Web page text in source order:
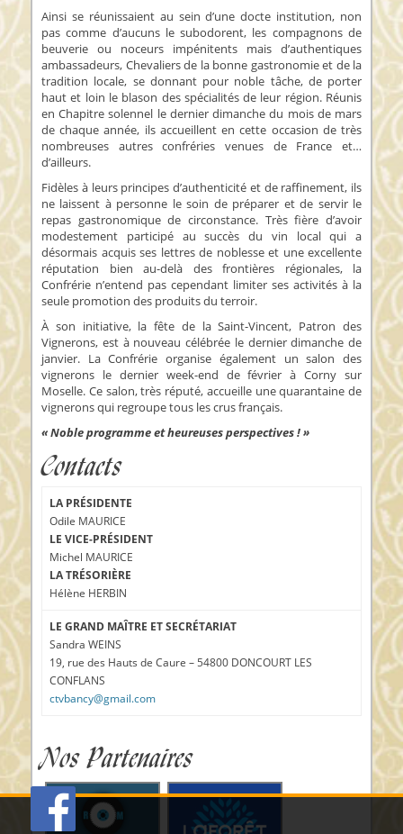
Ainsi se réunissaient au sein d’une docte institution, non
pas comme d’aucuns le subodorent, les compagnons de
beuverie ou noceurs impénitents mais d’authentiques
ambassadeurs, Chevaliers de la bonne gastronomie et de la
tradition locale, se donnant pour noble tâche, de porter
haut et loin le blason des spécialités de leur région. Réunis
en Chapitre solennel le dernier dimanche du mois de mars
de chaque année, ils accueillent en cette occasion de très
nombreuses autres confréries venues de France et…
d’ailleurs.
Fidèles à leurs principes d’authenticité et de raffinement, ils
ne laissent à personne le soin de préparer et de servir le
repas gastronomique de circonstance. Très fière d’avoir
modestement participé au succès du vin local qui a
désormais acquis ses lettres de noblesse et une excellente
réputation bien au-delà des frontières régionales, la
Confrérie n’entend pas cependant limiter ses activités à la
seule promotion des produits du terroir.
À son initiative, la fête de la Saint-Vincent, Patron des
Vignerons, est à nouveau célébrée le dernier dimanche de
janvier. La Confrérie organise également un salon des
vignerons le dernier week-end de février à Corny sur
Moselle. Ce salon, très réputé, accueille une quarantaine de
vignerons qui regroupe tous les crus français.
« Noble programme et heureuses perspectives ! »
Contacts
LA PRÉSIDENTE
Odile MAURICE
LE VICE-PRÉSIDENT
Michel MAURICE
LA TRÉSORIÈRE
Hélène HERBIN
LE GRAND MAÎTRE ET SECRÉTARIAT
Sandra WEINS
19, rue des Hauts de Caure – 54800 DONCOURT LES
CONFLANS
ctvbancy@gmail.com
Nos Partenaires